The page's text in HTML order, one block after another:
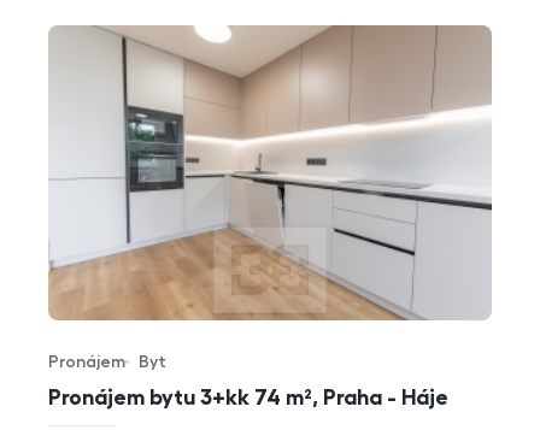
Pronájem bytu 3+kk 74 m², Praha - Háje
Typ nabídky
Pronájem
Typ nemovitosti
Byt